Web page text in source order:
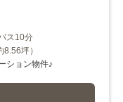
ス10分
8.56坪）
ション物件♪